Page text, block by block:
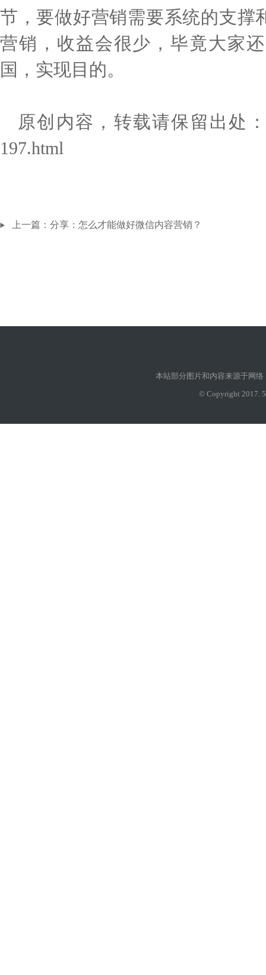
节，要做好营销需要系统的支撑
营销，收益会很少，毕竟大家
国，实现目的。
原创内容，转载请保留出处：
197.html
上一篇： 分享：怎么才能做好微信内容营销？
本站部分图片和内容来源于网
© Copyright 2017.